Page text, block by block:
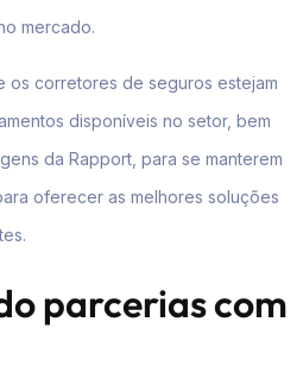
mercado.
os corretores de seguros estejam
disponíveis no setor, bem
da Rapport, para se manterem
oferecer as melhores soluções
parcerias com